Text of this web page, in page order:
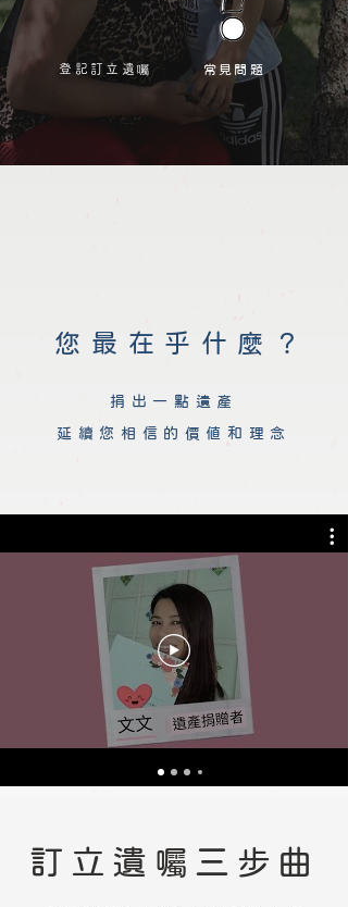
登記訂立遺囑 常見問題
您最在乎什麼？
捐出一點遺產
延續您相信的價值和理念
訂立遺 囑 三 步 曲